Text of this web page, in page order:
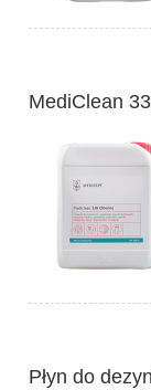
MediClean
Płyn do